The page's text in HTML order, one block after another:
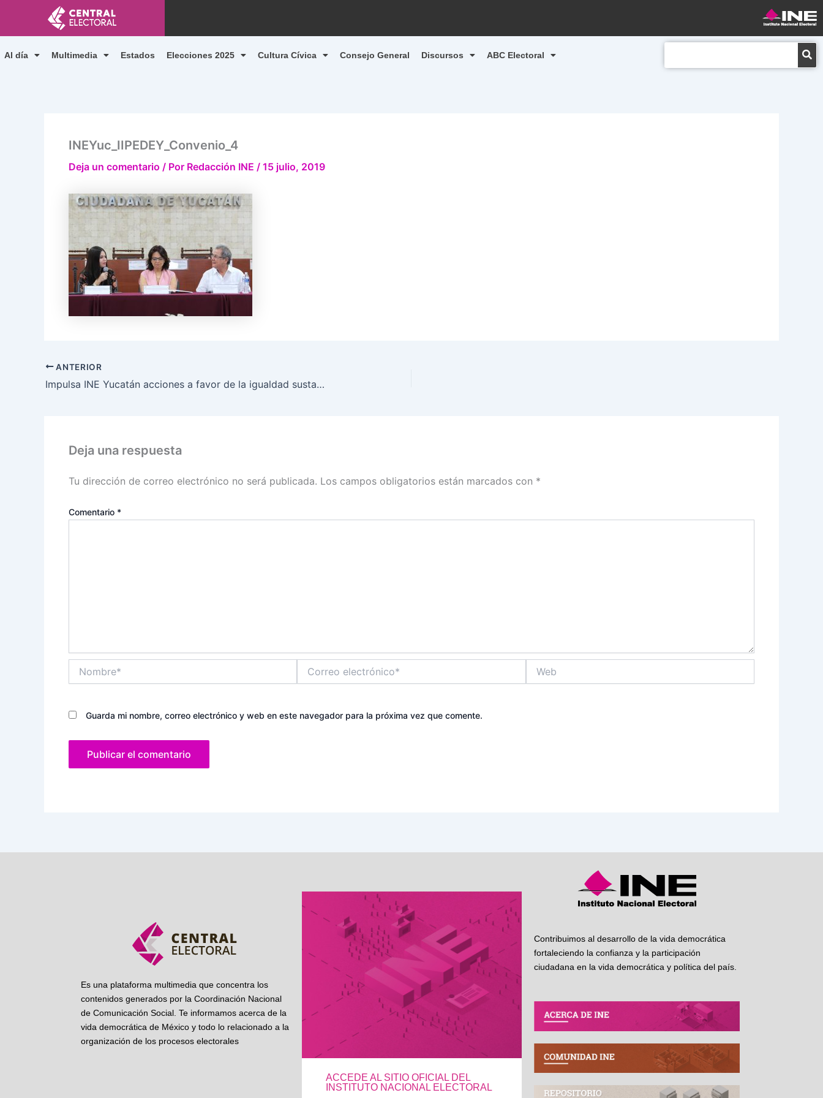
contenido
Al día Multimedia Estados Elecciones 2025 Cultura Cívica Consejo General Discursos ABC Electoral
INEYuc_IIPEDEY_Convenio_4
Deja un comentario / Por Redacción INE / 15 julio, 2019
ANTERIOR
Impulsa INE Yucatán acciones a favor de la igualdad sustantiva de derechos
Deja una respuesta
Tu dirección de correo electrónico no será publicada. Los campos obligatorios están marcados con *
Comentario *
electrónico*
Guarda mi nombre, correo electrónico y web en este navegador para la próxima vez que comente.
Es una plataforma multimedia que concentra los
contenidos generados por la Coordinación Nacional
de Comunicación Social. Te informamos acerca de la
vida democrática de México y todo lo relacionado a la
organización de los procesos electorales
ACCEDE AL SITIO OFICIAL DEL
INSTITUTO NACIONAL ELECTORAL
Contribuimos al desarrollo de la vida democrática
fortaleciendo la confianza y la participación
ciudadana en la vida democrática y política del país.